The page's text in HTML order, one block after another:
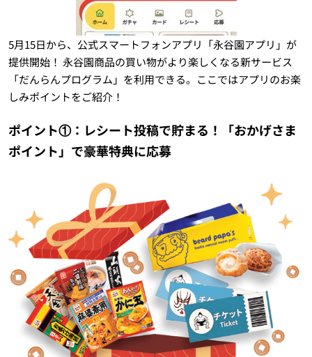
5月15日から、公式スマートフォンアプリ「永谷園アプリ」が
提供開始！ 永谷園商品の買い物がより楽しくなる新サービス
「だんらんプログラム」を利用できる。ここではアプリのお楽
しみポイントをご紹介！
ポイント①：レシート投稿で貯まる！「おかげさま
ポイント」で豪華特典に応募